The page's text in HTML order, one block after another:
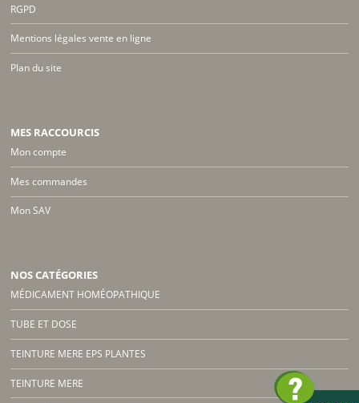
RGPD
Mentions légales vente en ligne
Plan du site
MES RACCOURCIS
Mon compte
Mes commandes
Mon SAV
NOS CATÉGORIES
MÉDICAMENT HOMÉOPATHIQUE
TUBE ET DOSE
TEINTURE MERE EPS PLANTES
TEINTURE MERE